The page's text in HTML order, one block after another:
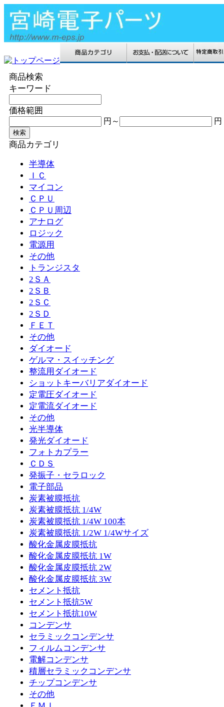
商品検索
キーワード
価格範囲
円～ 円
商品カテゴリ
半導体
ＩＣ
マイコン
ＣＰＵ
ＣＰＵ周辺
アナログ
ロジック
電源用
その他
トランジスタ
2ＳＡ
2ＳＢ
2ＳＣ
2ＳＤ
ＦＥＴ
その他
ダイオード
ゲルマ・スイッチング
整流用ダイオード
ショットキーバリアダイオード
定電圧ダイオード
定電流ダイオード
その他
光半導体
発光ダイオード
フォトカプラー
ＣＤＳ
発振子・セラロック
電子部品
炭素被膜抵抗
炭素被膜抵抗 1/4W
炭素被膜抵抗 1/4W 100本
炭素被膜抵抗 1/2W 1/4Wサイズ
酸化金属皮膜抵抗
酸化金属皮膜抵抗 1W
酸化金属皮膜抵抗 2W
酸化金属皮膜抵抗 3W
セメント抵抗
セメント抵抗5W
セメント抵抗10W
コンデンサ
セラミックコンデンサ
フィルムコンデンサ
電解コンデンサ
積層セラミックコンデンサ
チップコンデンサ
その他